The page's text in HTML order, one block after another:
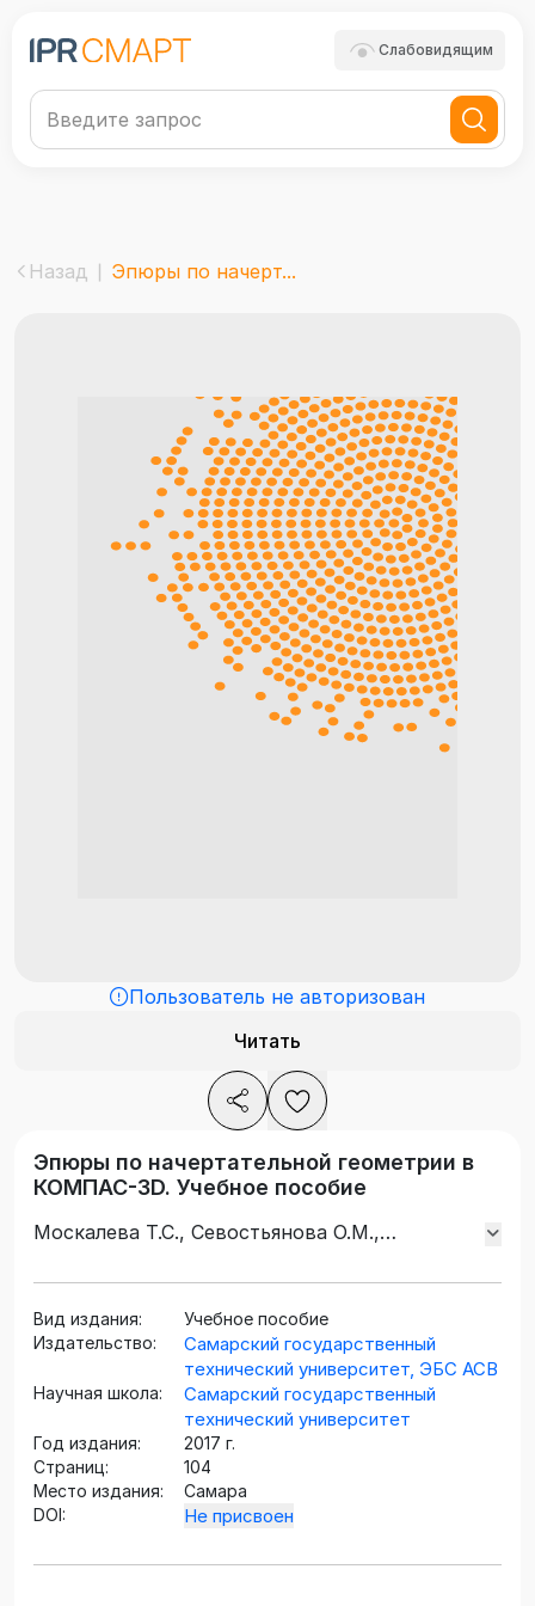
Слабовидящим
Назад Эпюры по начерт...
Пользователь не авторизован
Читать
Эпюры по начертательной геометрии в
КОМПАС-3D. Учебное пособие
Москалева Т.С., Севостьянова О.М.,
Вид издания:
Учебное пособие
Издательство:
Самарский государственный
технический университет, ЭБС АСВ
Научная школа:
Самарский государственный
технический университет
Год издания:
2017 г.
Страниц:
104
Место издания:
Самара
DOI:
Не присвоен